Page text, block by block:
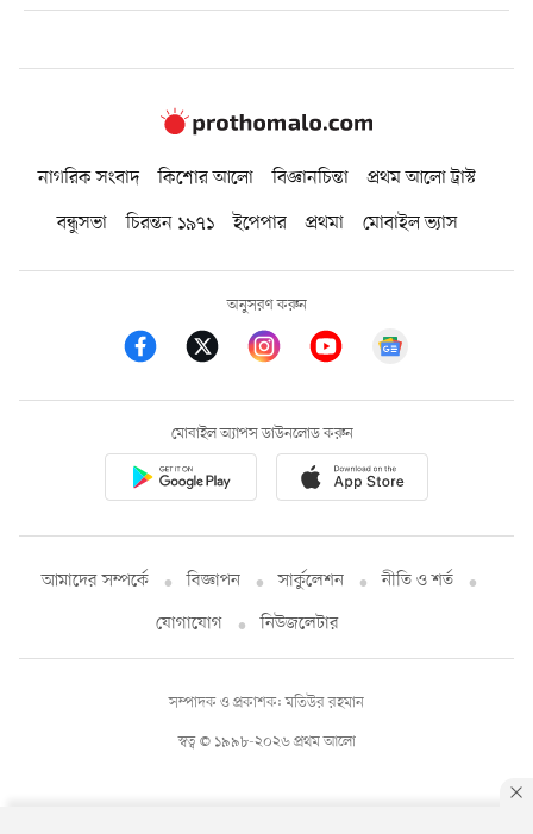
নাগরিক সংবাদ কিশোর আলো বিজ্ঞানচিন্তা
প্রথম আলো ট্রাস্ট
বন্ধুসভা
চিরন্তন ১৯৭১ ইপেপার প্রথমা মোবাইল ভ্যাস
অনুসরণ করুন
মোবাইল অ্যাপস ডাউনলোড করুন
আমাদের সম্পর্কে বিজ্ঞাপন সার্কুলেশন
নীতি ও শর্ত
যোগাযোগ
নিউজলেটার
স্বত্ব © ১৯৯৮-২০২৬ প্রথম আলো
সম্পাদক ও প্রকাশক: মতিউর রহমান